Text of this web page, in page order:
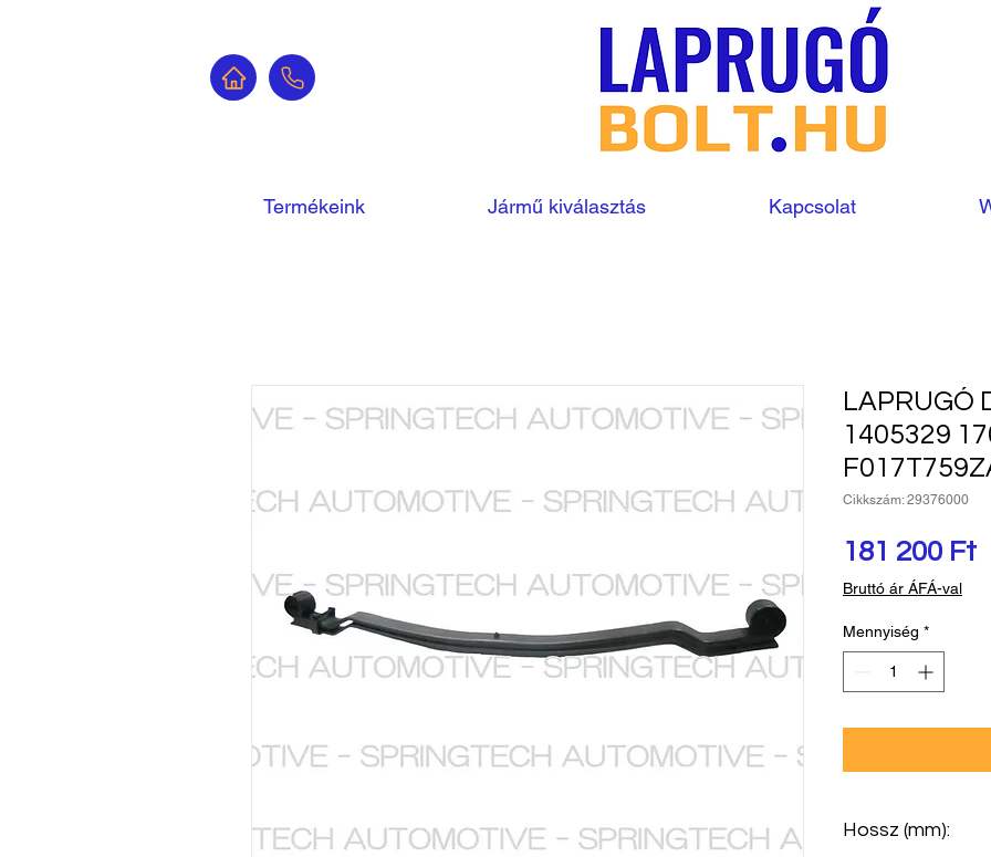
Termékeink Jármű kiválasztás Kapcsolat
LAPRUGÓ
1405329
Cikkszám: 29376000
181 200 FtÁr
Bruttó ár ÁFÁ-val
Mennyiség *
Hossz (mm):